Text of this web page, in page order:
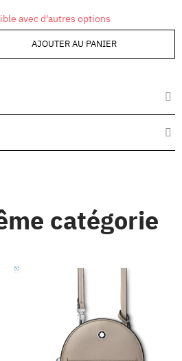
avec d'autres options
AJOUTER AU PANIER
catégorie